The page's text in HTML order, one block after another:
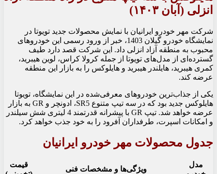
انزلی (آبان ۱۴۰۳)
شرکت مهر خودرو ایرانیان با نمایش محصولات جدید تویوتا در
نمایشگاه خودرو گیلان 1403، خبر از ورود رسمی این خودروهای
محبوب به منطقه آزاد انزلی داد. این شرکت قصد دارد طیف
گسترده‌ای از مدل‌های تویوتا از جمله کرولا کراس، لوین هیبرید،
کمری هیبرید، هایلندر هیبرید و هایلوکس را به بازار این منطقه
عرضه کند.
یکی از جذاب‌ترین خودروهای معرفی‌شده در این نمایشگاه، تویوتا
هایلوکس جدید بود که در سه تیپ متنوع SR5، ادونچر و GR به بازار
عرضه خواهد شد. تیپ GR با پیشرانه قدرتمند 4 لیتری شش سیلندر
و امکانات اسپرت، طرفداران آفرود را به خود جذب خواهد کرد.
جدول محصولات مهر خودرو ایرانیان
مدل
ویژگی‌ها و مشخصات فنی
قیمت